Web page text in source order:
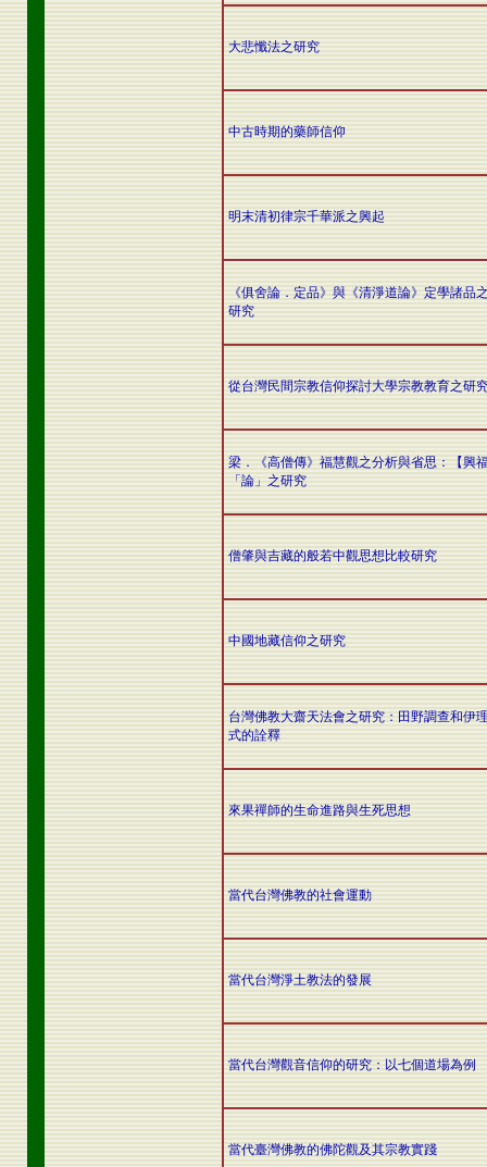
大悲懺法之研究
中古時期的藥師信仰
明末清初律宗千華派之興起
《俱舍論．定品》與《清淨道論》定學諸品
研究
從台灣民間宗教信仰探討大學宗教教育之研
梁．《高僧傳》福慧觀之分析與省思：【興
「論」之研究
僧肇與吉藏的般若中觀思想比較研究
中國地藏信仰之研究
台灣佛教大齋天法會之研究：田野調查和伊
式的詮釋
來果禪師的生命進路與生死思想
當代台灣佛教的社會運動
當代台灣淨土教法的發展
當代台灣觀音信仰的研究：以七個道場為例
當代臺灣佛教的佛陀觀及其宗教實踐